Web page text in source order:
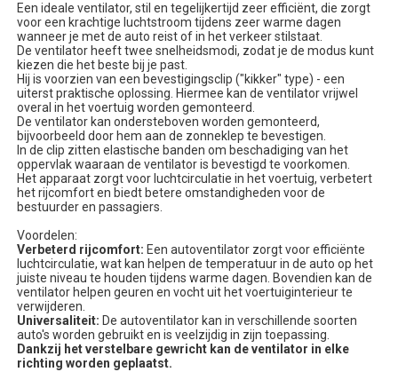
Een ideale ventilator, stil en tegelijkertijd zeer efficiënt, die zorgt
voor een krachtige luchtstroom tijdens zeer warme dagen
wanneer je met de auto reist of in het verkeer stilstaat.
De ventilator heeft twee snelheidsmodi, zodat je de modus kunt
kiezen die het beste bij je past.
Hij is voorzien van een bevestigingsclip ("kikker" type) - een
uiterst praktische oplossing. Hiermee kan de ventilator vrijwel
overal in het voertuig worden gemonteerd.
De ventilator kan ondersteboven worden gemonteerd,
bijvoorbeeld door hem aan de zonneklep te bevestigen.
In de clip zitten elastische banden om beschadiging van het
oppervlak waaraan de ventilator is bevestigd te voorkomen.
Het apparaat zorgt voor luchtcirculatie in het voertuig, verbetert
het rijcomfort en biedt betere omstandigheden voor de
bestuurder en passagiers.
Voordelen:
Verbeterd rijcomfort: Een autoventilator zorgt voor efficiënte
luchtcirculatie, wat kan helpen de temperatuur in de auto op het
juiste niveau te houden tijdens warme dagen. Bovendien kan de
ventilator helpen geuren en vocht uit het voertuiginterieur te
verwijderen.
Universaliteit: De autoventilator kan in verschillende soorten
auto's worden gebruikt en is veelzijdig in zijn toepassing.
Dankzij het verstelbare gewricht kan de ventilator in elke
richting worden geplaatst.